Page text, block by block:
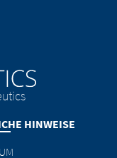
HINWEISE